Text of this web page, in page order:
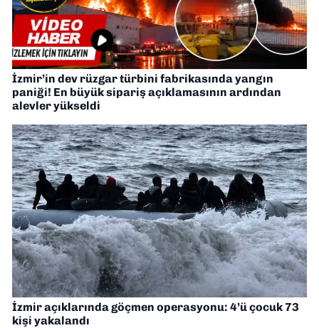
İzmir’in dev rüzgar türbini fabrikasında yangın
paniği! En büyük sipariş açıklamasının ardından
alevler yükseldi
İzmir açıklarında göçmen operasyonu: 4’ü çocuk 73
kişi yakalandı